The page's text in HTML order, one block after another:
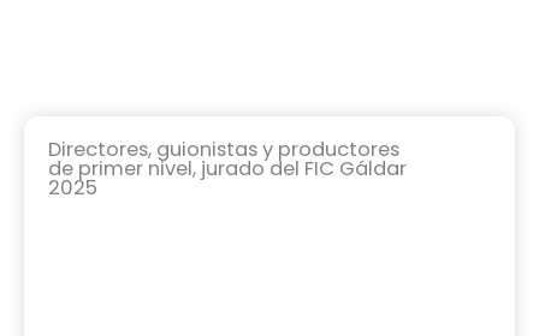
Directores, guionistas y productores
de primer nivel, jurado del FIC Gáldar
2025